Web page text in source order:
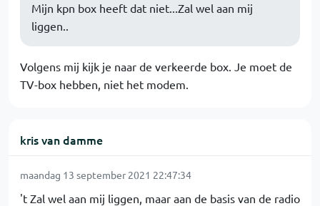
Mijn kpn box heeft dat niet...Zal wel aan mij
liggen..
Volgens mij kijk je naar de verkeerde box. Je moet de
TV-box hebben, niet het modem.
kris van damme
maandag 13 september 2021 22:47:34
't Zal wel aan mij liggen, maar aan de basis van de radio